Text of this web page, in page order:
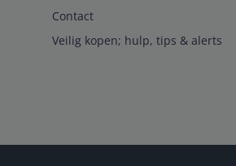
Contact
Veilig kopen; hulp, tips & alerts